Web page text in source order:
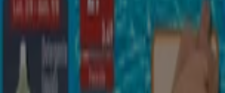
¡Bienvenido a Tiendeo! Aquí puedes encontrar no solo
las mejores ofertas catálogos
, sino
también descubrir las tiendas más populares enMelilla
Durante el mes de agosto de 2026
, en nuestra
plataforma podrás conocer las últimas novedades de
, una de las marcas más reconocidas, así como la
ubicación y detalles de las tiendas más cercanas en